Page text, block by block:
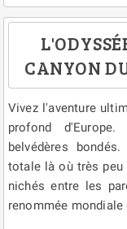
CANYON
Vivez l'aventure
profond
belvédères
totale là où très peu
nichés entre les
renommée mondiale